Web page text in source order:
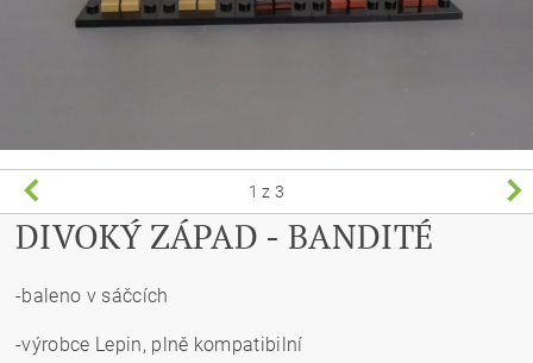
1 z 3
DIVOKÝ ZÁPAD - BANDITÉ
-baleno v sáčcích
-výrobce Lepin, plně kompatibilní